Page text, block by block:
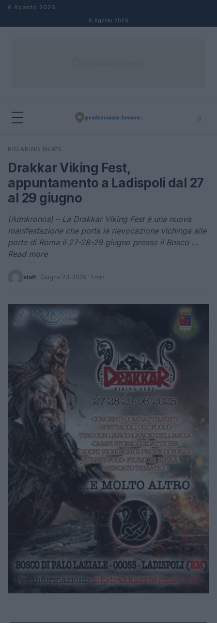
Salta al contenuto
6 Agosto 2026
6 Agosto 2026
⌕
Cerca
BREAKING NEWS
Drakkar Viking Fest,
appuntamento a Ladispoli dal 27
al 29 giugno
(Adnkronos) – La Drakkar Viking Fest è una nuova
manifestazione che porta la rievocazione vichinga alle
porte di Roma il 27-28-29 giugno presso il Bosco ...
Read more
staff · Giugno 23, 2025 · 1 min